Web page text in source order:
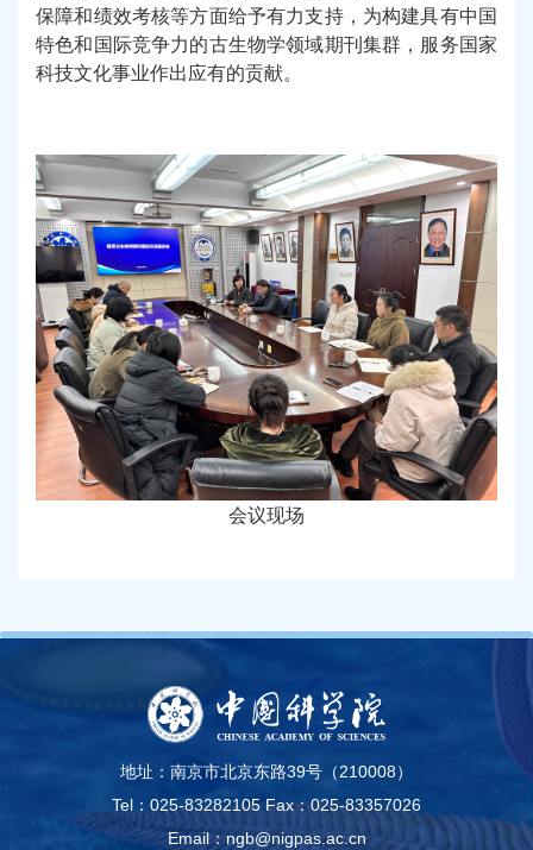
保障和绩效考核等方面给予有力支持，为构建具有中国
特色和国际竞争力的古生物学领域期刊集群，服务国家
科技文化事业作出应有的贡献。
会议现场
地址：南京市北京东路39号（210008）
Tel：025-83282105 Fax：025-83357026
Email：ngb@nigpas.ac.cn